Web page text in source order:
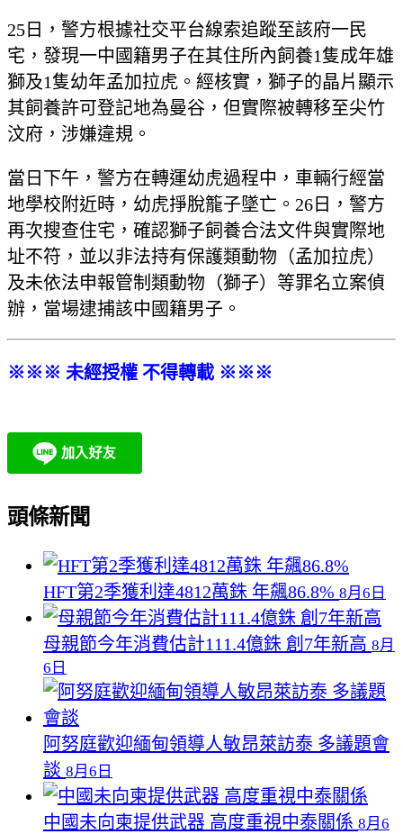
25日，警方根據社交平台線索追蹤至該府一民
宅，發現一中國籍男子在其住所內飼養1隻成年雄
獅及1隻幼年孟加拉虎。經核實，獅子的晶片顯示
其飼養許可登記地為曼谷，但實際被轉移至尖竹
汶府，涉嫌違規。
當日下午，警方在轉運幼虎過程中，車輛行經當
地學校附近時，幼虎掙脫籠子墜亡。26日，警方
再次搜查住宅，確認獅子飼養合法文件與實際地
址不符，並以非法持有保護類動物（孟加拉虎）
及未依法申報管制類動物（獅子）等罪名立案偵
辦，當場逮捕該中國籍男子。
※※※ 未經授權 不得轉載 ※※※
頭條新聞
HFT第2季獲利達4812萬銖 年飆86.8% 8月6日
母親節今年消費估計111.4億銖 創7年新高 8月
6日
阿努庭歡迎緬甸領導人敏昂萊訪泰 多議題會
談 8月6日
中國未向柬提供武器 高度重視中泰關係 8月6